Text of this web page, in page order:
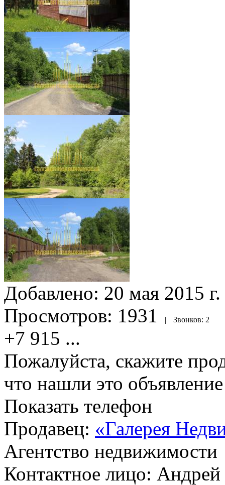
Добавлено: 20 мая 2015 г.
Просмотров: 1931 | Звонков: 2
+7 915 ...
Пожалуйста, скажите
что нашли это
Показать телефон
Продавец: «Галерея
Агентство недвижимости
Контактное лицо: Андрей